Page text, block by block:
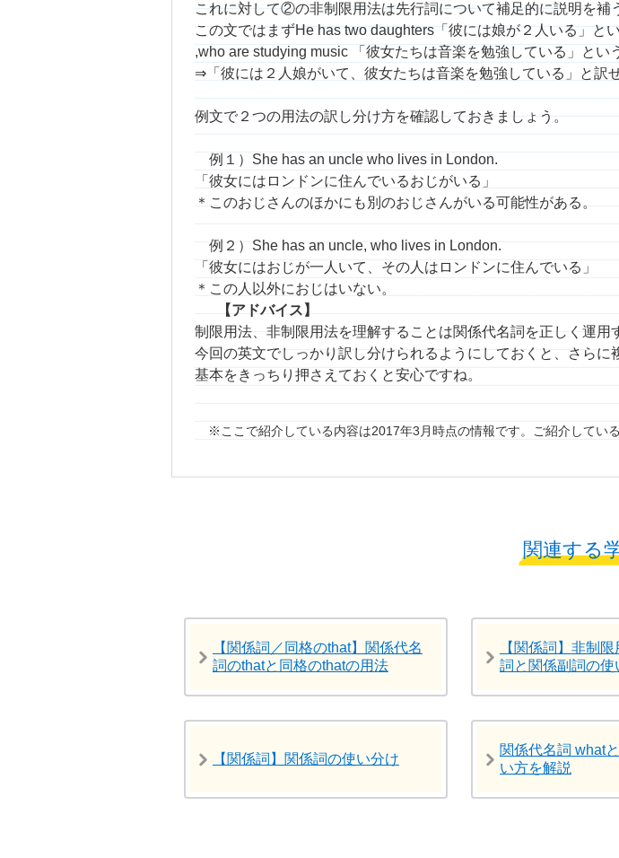
これに対して②の非制限用法は先行詞について補足的に説明を補
この文ではまずHe has two daughters「彼には娘が２人いる」と
,who are studying music 「彼女たちは音楽を勉強している」とい
⇒「彼には２人娘がいて、彼女たちは音楽を勉強している」と訳
例文で２つの用法の訳し分け方を確認しておきましょう。
例１）She has an uncle who lives in London.
「彼女にはロンドンに住んでいるおじがいる」
＊このおじさんのほかにも別のおじさんがいる可能性がある。
例２）She has an uncle, who lives in London.
「彼女にはおじが一人いて、その人はロンドンに住んでいる」
＊この人以外におじはいない。
【アドバイス】
制限用法、非制限用法を理解することは関係代名詞を正しく運用
今回の英文でしっかり訳し分けられるようにしておくと、さらに
基本をきっちり押さえておくと安心ですね。
ここで紹介している内容は2017年3月時点の情報です。ご紹介してい
関連する
【関係詞／同格のthat】関係代名
詞のthatと同格のthatの用法
【関係詞】非制
詞と関係副詞の使
【関係詞】関係詞の使い分け
関係代名詞 what
い方を解説